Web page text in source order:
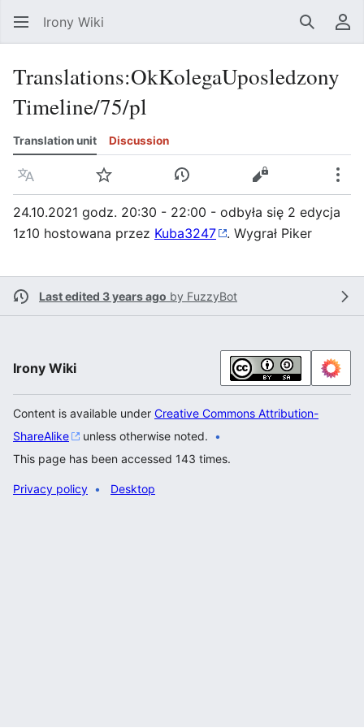
Irony Wiki Search
Translations:OkKolegaUposledzony
Timeline/75/pl
Translation unit Discussion
Language Watch View historyView source
24.10.2021 godz. 20:30 - 22:00 - odbyła się 2 edycja
1z10 hostowana przez Kuba3247 . Wygrał Piker
Last edited 3 years ago by FuzzyBot
Irony Wiki
Content is available under Creative Commons Attribution-
ShareAlike
unless otherwise noted.
This page has been accessed 143 times.
Privacy policy Desktop